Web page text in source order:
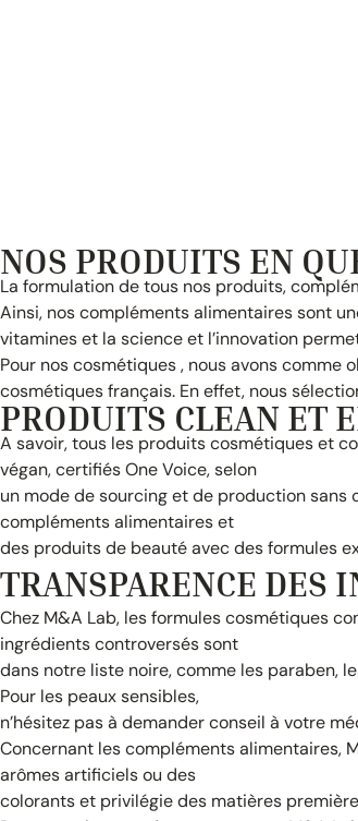
NOS PRODUITS EN
La formulation de tous nos produits,
Ainsi, nos compléments alimentaires sont
vitamines et la science et l’innovation
Pour nos cosmétiques , nous avons
cosmétiques français. En effet, nous
PRODUITS CLEAN ET
A savoir, tous les produits cosmétiques et
végan, certifiés One Voice, selon
un mode de sourcing et de production sans
compléments alimentaires et
des produits de beauté avec des formules
TRANSPARENCE DES
Chez M&A Lab, les formules cosmétiques
ingrédients controversés sont
dans notre liste noire, comme les paraben,
Pour les peaux sensibles,
n’hésitez pas à demander conseil à votre
Concernant les compléments alimentaires,
arômes artificiels ou des
colorants et privilégie des matières